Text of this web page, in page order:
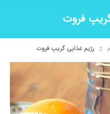
فروت
رژیم غذایی گریپ فروت